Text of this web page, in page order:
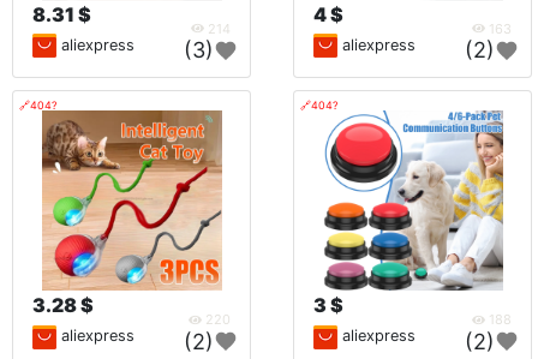
8.31 $
214
aliexpress (3)
4 $
163
aliexpress (2)
🔗404?
3.28 $
220
aliexpress (2)
🔗404?
3 $
188
aliexpress (2)